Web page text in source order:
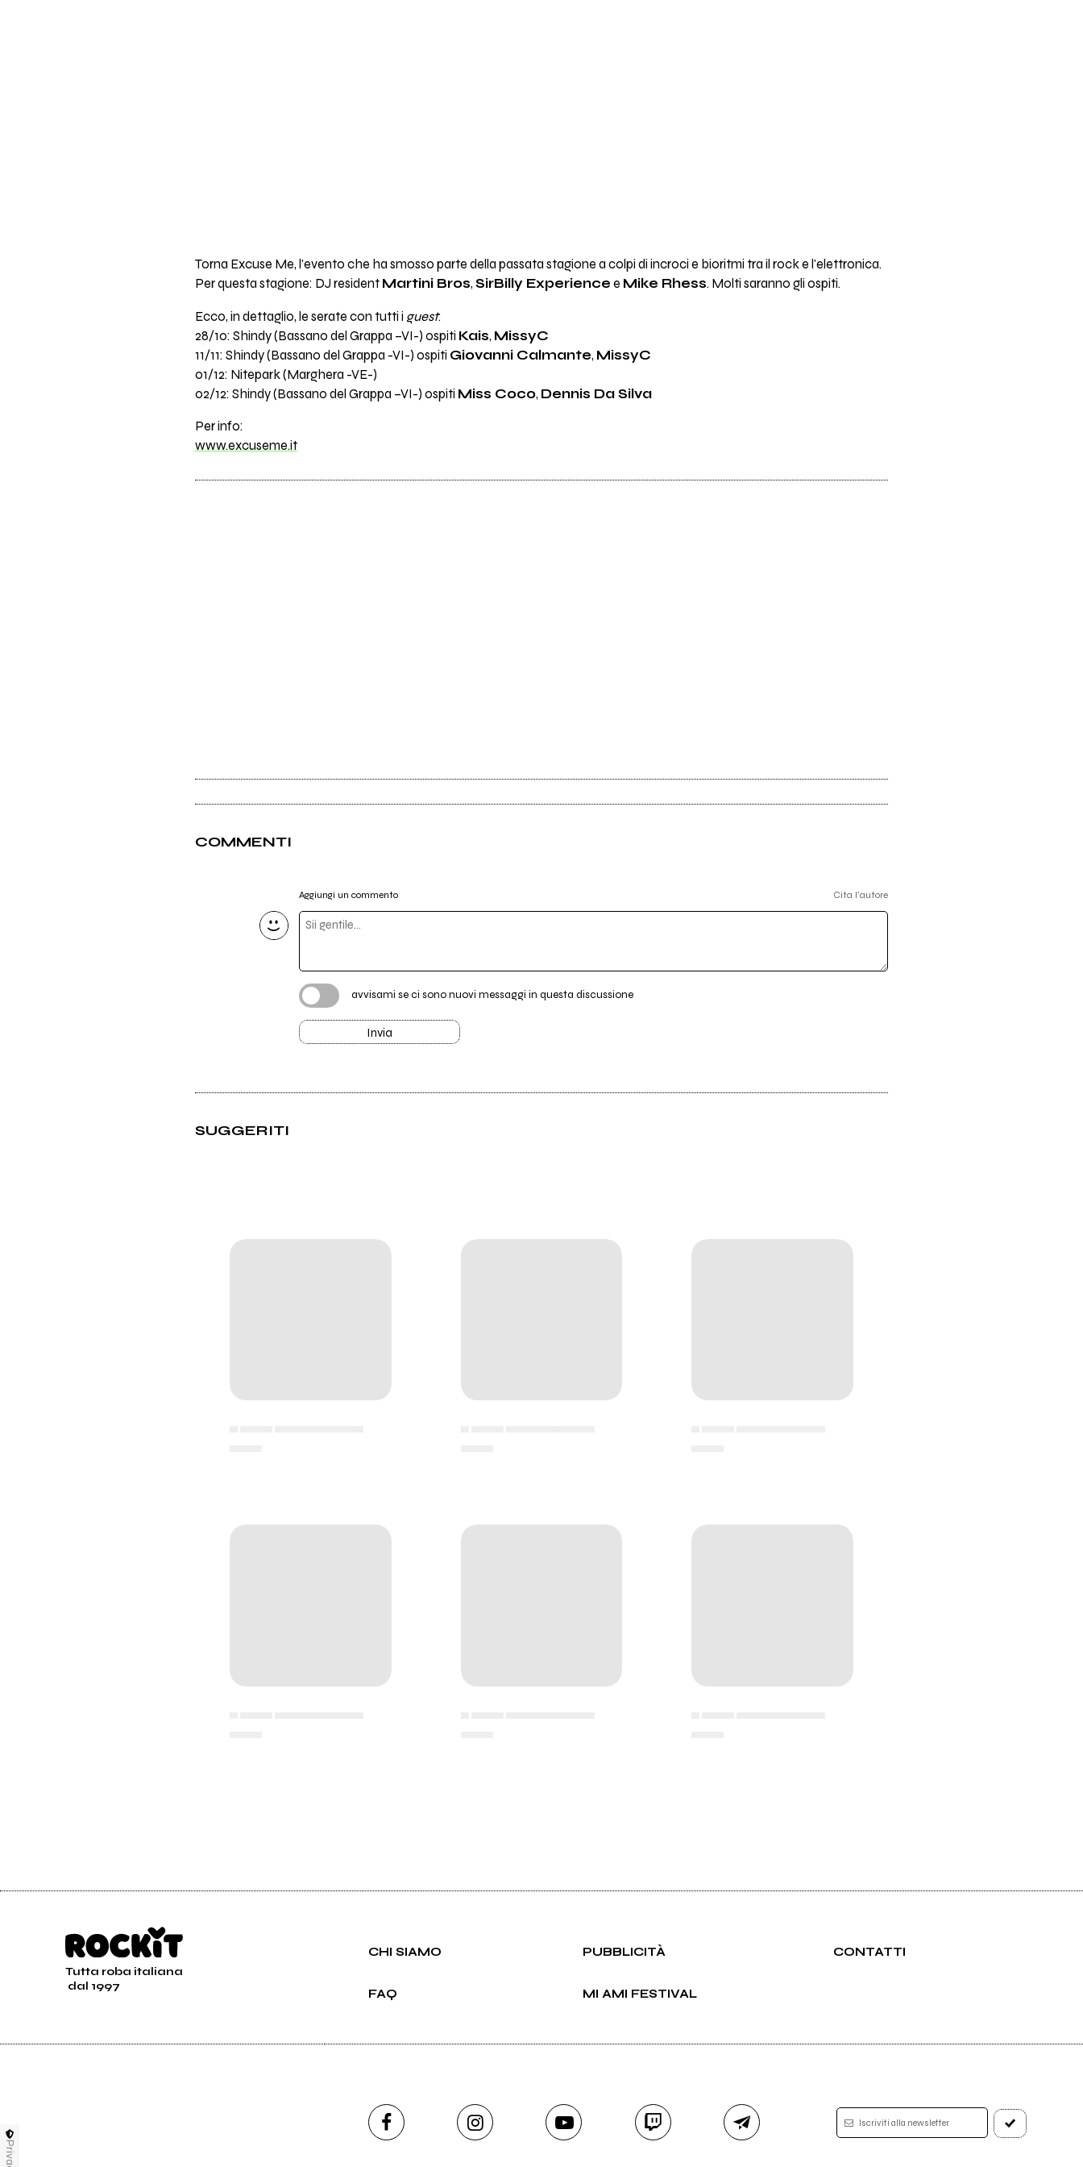
Torna Excuse Me, l'evento che ha smosso parte della passata stagione a colpi di incroci e bioritmi tra il rock e l'elettronica.
Per questa stagione: DJ resident Martini Bros, SirBilly Experience e Mike Rhess. Molti saranno gli ospiti.
Ecco, in dettaglio, le serate con tutti i guest:
28/10: Shindy (Bassano del Grappa –VI-) ospiti Kais, MissyC
11/11: Shindy (Bassano del Grappa -VI-) ospiti Giovanni Calmante, MissyC
01/12: Nitepark (Marghera -VE-)
02/12: Shindy (Bassano del Grappa –VI-) ospiti Miss Coco, Dennis Da Silva
Per info:
www.excuseme.it
COMMENTI
Aggiungi un commento Cita l'autore
avvisami se ci sono nuovi messaggi in questa discussione
Invia
SUGGERITI
Tutta roba italiana
dal 1997
CHI SIAMO PUBBLICITÀ CONTATTI
FAQ MI AMI FESTIVAL
Iscriviti alla newsletter
Privacy